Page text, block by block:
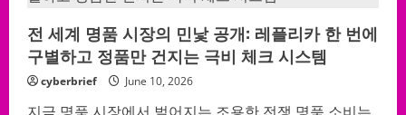
Nobody
About:
How
to
Build
web
backlinks
전 세계 명품 시장의 민낯 공개: 레플리카 한 번에
구별하고 정품만 건지는 극비 체크 시스템
cyberbrief June 10, 2026